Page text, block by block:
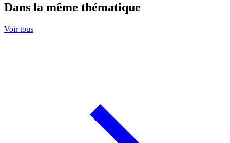
Dans la même thématique
Voir tous